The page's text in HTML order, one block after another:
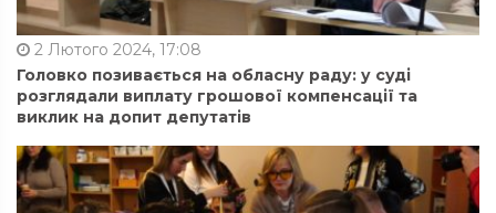
2 Лютого 2024, 17:08
Головко позивається на обласну раду: у суді
розглядали виплату грошової компенсації та
виклик на допит депутатів